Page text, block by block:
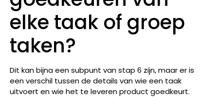
elke taak of groep
taken?
Dit kan bijna een subpunt van stap 6 zijn, maar er is
een verschil tussen de details van wie een taak
uitvoert en wie het te leveren product goedkeurt.